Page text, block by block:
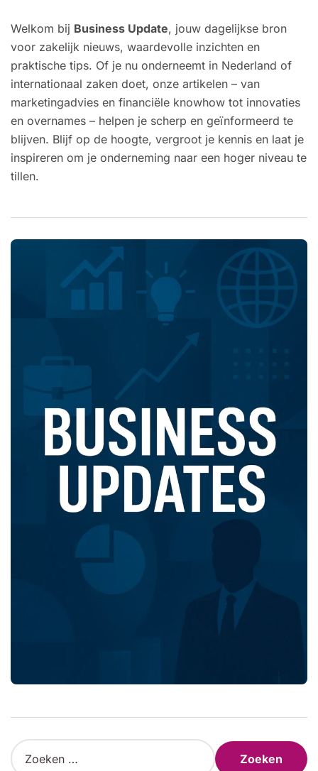
Welkom bij Business Update, jouw dagelijkse bron
voor zakelijk nieuws, waardevolle inzichten en
praktische tips. Of je nu onderneemt in Nederland of
internationaal zaken doet, onze artikelen – van
marketingadvies en financiële knowhow tot innovaties
en overnames – helpen je scherp en geïnformeerd te
blijven. Blijf op de hoogte, vergroot je kennis en laat je
inspireren om je onderneming naar een hoger niveau te
tillen.
Z
o